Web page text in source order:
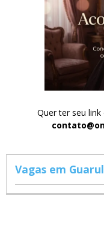
Quer ter seu link
Vagas em